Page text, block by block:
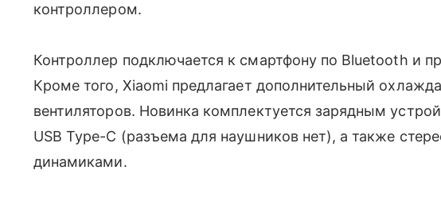
контроллером.
Контроллер подключается к смартфону по Bluetooth и
Кроме того, Xiaomi предлагает дополнительный
вентиляторов. Новинка комплектуется зарядным
USB Type-C (разъема для наушников нет), а также
динамиками.